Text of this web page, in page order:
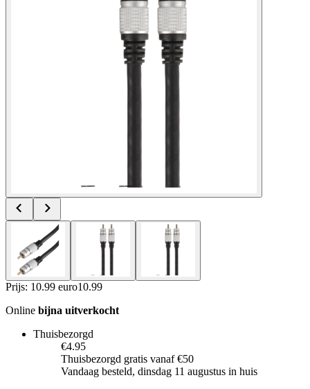
Prijs: 10.99 euro10.99
Online bijna uitverkocht
Thuisbezorgd
€4.95
Thuisbezorgd gratis vanaf €50
Vandaag besteld, dinsdag 11 augustus in huis